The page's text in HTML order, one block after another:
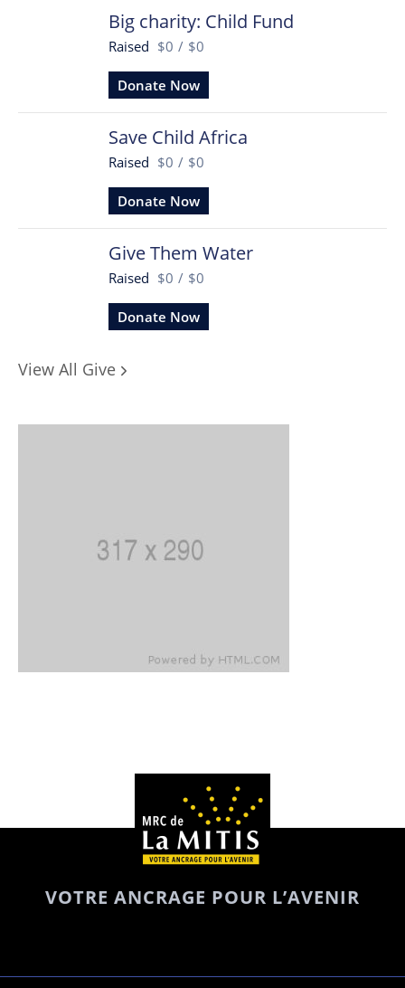
Big charity: Child Fund
Raised $0 / $0
Donate Now
Save Child Africa
Raised $0 / $0
Donate Now
Give Them Water
Raised $0 / $0
Donate Now
View All Give
VOTRE ANCRAGE POUR L’AVENIR